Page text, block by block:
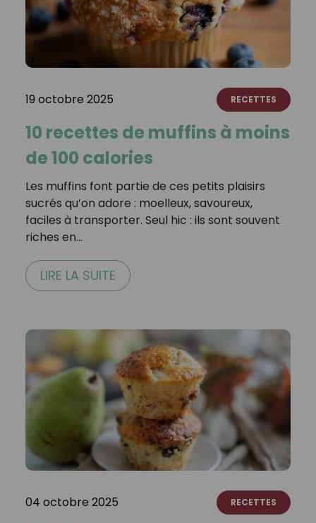
19 octobre 2025 RECETTES
10 recettes de muffins à moins
de 100 calories
Les muffins font partie de ces petits plaisirs
sucrés qu’on adore : moelleux, savoureux,
faciles à transporter. Seul hic : ils sont souvent
riches en…
LIRE LA SUITE
04 octobre 2025 RECETTES